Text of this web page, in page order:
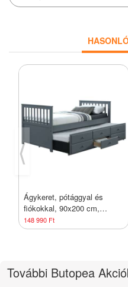
⟨
Ágykeret, pótággyal és
fiókokkal, 90x200 cm,
sötétszürke - CUP - Butopêa
148 990 Ft
További Butopea